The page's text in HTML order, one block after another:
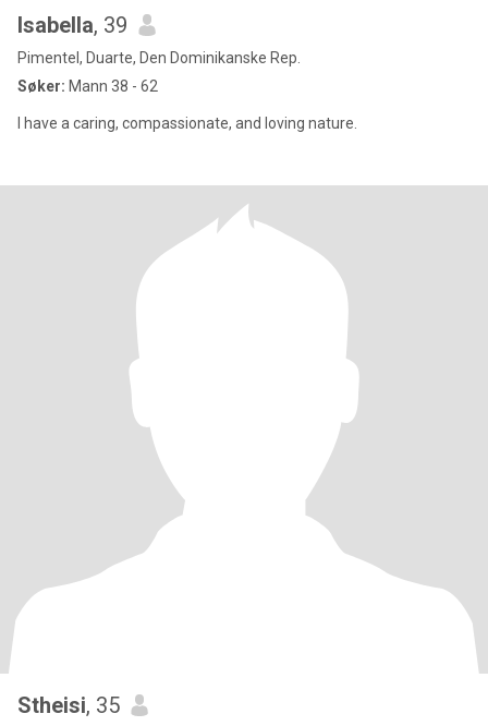
Isabella, 39
Pimentel, Duarte, Den Dominikanske Rep.
Søker: Mann 38 - 62
I have a caring, compassionate, and loving nature.
Stheisi, 35